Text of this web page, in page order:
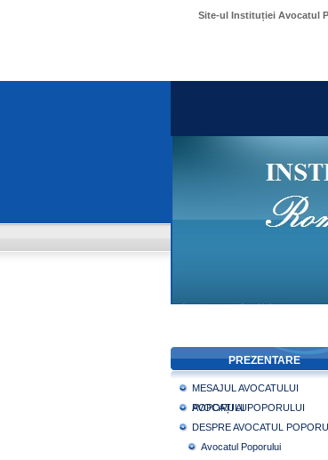
Site-ul Instituției Avocatul
PREZENTARE
MESAJUL AVOCATULUI
POPORULUI
AVOCAȚI AI POPORULUI
DESPRE AVOCATUL
Avocatul Poporului